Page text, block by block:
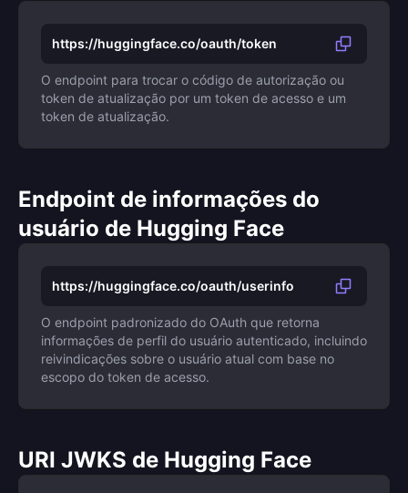
https://huggingface.co/oauth/token
O endpoint para trocar o código de autorização ou
token de atualização por um token de acesso e um
token de atualização.
Endpoint de informações do
usuário de Hugging Face
https://huggingface.co/oauth/userinfo
O endpoint padronizado do OAuth que retorna
informações de perfil do usuário autenticado, incluindo
reivindicações sobre o usuário atual com base no
escopo do token de acesso.
URI JWKS de Hugging Face